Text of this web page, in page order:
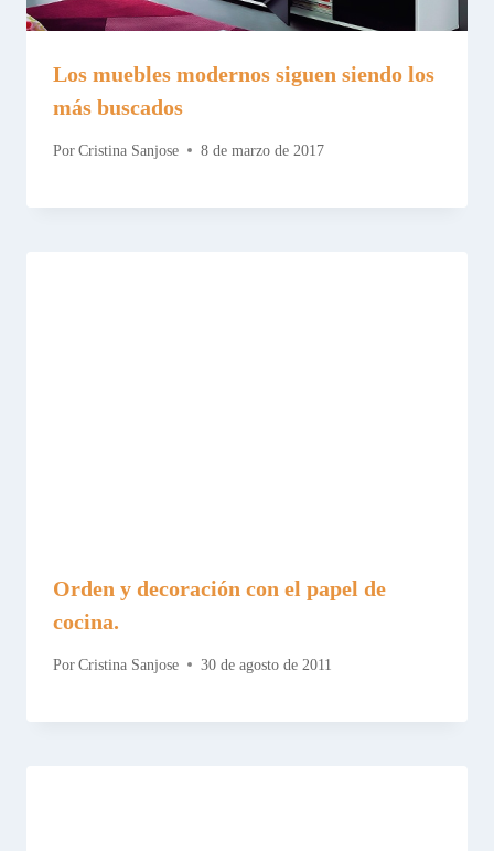
Los muebles modernos siguen siendo los
más buscados
Por Cristina Sanjose 8 de marzo de 2017
Orden y decoración con el papel de
cocina.
Por Cristina Sanjose 30 de agosto de 2011